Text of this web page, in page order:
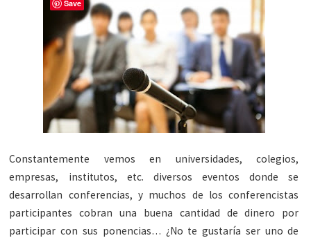
Constantemente vemos en universidades, colegios,
empresas, institutos, etc. diversos eventos donde se
desarrollan conferencias, y muchos de los conferencistas
participantes cobran una buena cantidad de dinero por
participar con sus ponencias… ¿No te gustaría ser uno de
Save